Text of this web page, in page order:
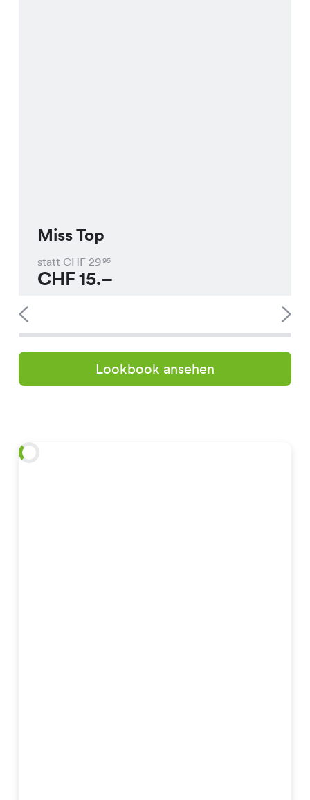
Miss Top
statt CHF 2995
CHF15.–
Lookbook ansehen